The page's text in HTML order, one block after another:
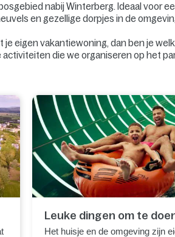
nabij Winterberg. Ideaal voor
en gezellige dorpjes in de
eigen vakantiewoning, dan ben je
die we organiseren op het
Leuke dingen om te
Het huisje en de omgeving zijn